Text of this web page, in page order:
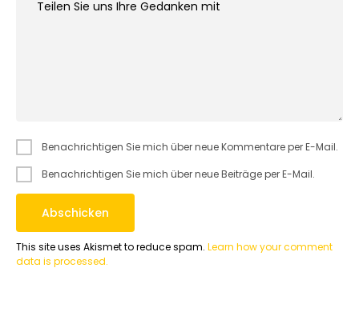
Benachrichtigen Sie mich über neue Kommentare per E-Mail.
Benachrichtigen Sie mich über neue Beiträge per E-Mail.
This site uses Akismet to reduce spam. Learn how your comment
data is processed.